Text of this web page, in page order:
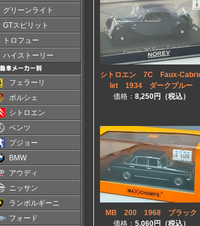
シトロエン 7C Faux-
let 1934 ダークブルー
価格： 8,250円（税込）
MB 200 1968 ブラック
価格： 5,060円（税込）
グリーンライト
GTスピリット
トロフュー
ハイストーリー
フェラーリ
ポルシェ
シトロエン
ベンツ
プジョー
BMW
アウディ
ニッサン
ランボルギーニ
フォード